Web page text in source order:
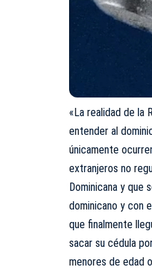
«La realidad de la
entender al
únicamente
extranjeros no
Dominicana y que
dominicano y con
que finalmente
sacar su cédula
menores de edad